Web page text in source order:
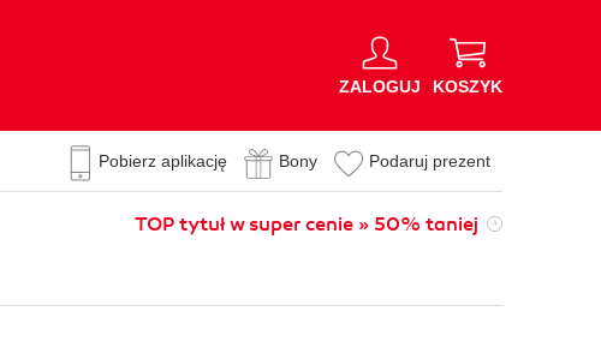
ZALOGUJ KOSZYK
Pobierz aplikację Bony Podaruj prezent
TOP tytuł w super cenie » 50% taniej